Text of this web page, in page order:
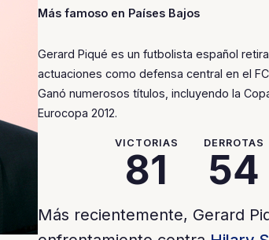
Más famoso en Países Bajos
Gerard Piqué es un futbolista español
actuaciones como defensa central en el
Ganó numerosos títulos, incluyendo la
Eurocopa 2012.
VICTORIAS
81
DERROTAS
54
Más recientemente, Gerard